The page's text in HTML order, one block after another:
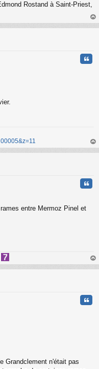
Rostand à Saint-Priest,
au
au
entre Mermoz Pinel et
au
Grandclement n'était pas